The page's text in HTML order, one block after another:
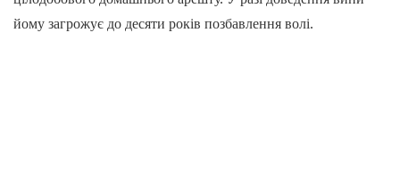
йому загрожує до десяти років позбавлення волі.